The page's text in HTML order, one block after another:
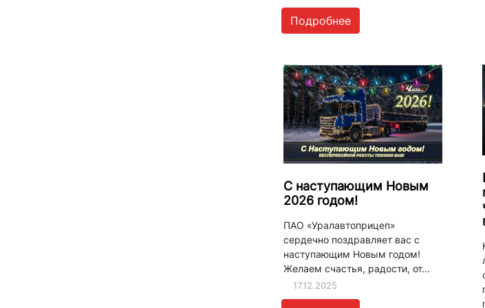
Подробнее
С наступающим Новым
2026 годом!
ПАО «Уралавтоприцеп»
сердечно поздравляет вас с
наступающим Новым годом!
Желаем счастья, радости, от...
17.12.2025